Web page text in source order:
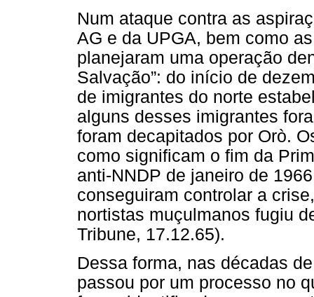
Num ataque contra as
AG e da UPGA, bem como
planejaram uma operação
Salvação”: do início de
de imigrantes do norte
alguns desses imigrantes
foram decapitados por Orò.
como significam o fim da
anti-NNDP de janeiro de
conseguiram controlar a
nortistas muçulmanos fugiu
Tribune, 17.12.65).
Dessa forma, nas décadas
passou por um processo no